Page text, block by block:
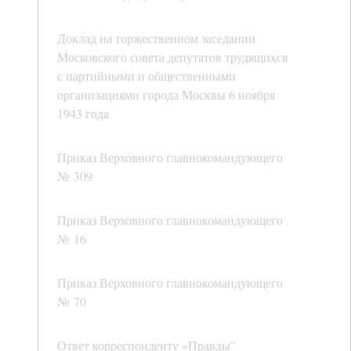
Доклад на торжественном заседании
Московского совета депутатов трудящихся
с партийными и общественными
организациями города Москвы 6 ноября
1943 года
Приказ Верховного главнокомандующего
№ 309
Приказ Верховного главнокомандующего
№ 16
Приказ Верховного главнокомандующего
№ 70
Ответ корреспонденту «Правды”